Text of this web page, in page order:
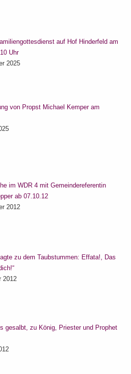
auf Hof Hinderfeld am
Uhr
2025
von Propst Michael Kemper am
im WDR 4 mit Gemeindereferentin
ab 07.10.12
2012
zu dem Taubstummen: Effata!, Das
2012
gesalbt, zu König, Priester und Prophet